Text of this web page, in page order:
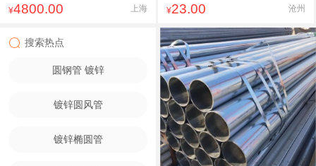
¥4800.00 上海 ¥23.00 沧州
搜索热点
圆钢管 镀锌
镀锌圆风管
镀锌椭圆管